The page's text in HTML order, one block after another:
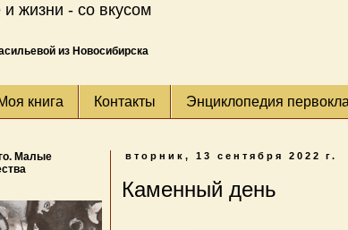
жизни - со вкусом
из Новосибирска
книга Контакты Энциклопедия
вторник, 13 сентября 2022 г.
Каменный день
Малые